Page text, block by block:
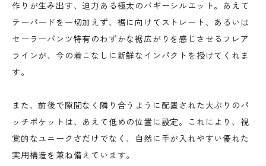
作りが生み出す、迫力ある極太のバギーシルエット。あえて
テーパードを一切加えず、裾に向けてストレート、あるいは
セーラーパンツ特有のわずかな裾広がりを感じさせるフレア
ラインが、今の着こなしに新鮮なインパクトを授けてくれま
す。
また、前後で隙間なく隣り合うように配置された大ぶりのパ
ッチポケットは、あえて低めの位置に設定。これにより、視
覚的なユニークさだけでなく、自然に手が入れやすい優れた
実用構造を兼ね備えています。